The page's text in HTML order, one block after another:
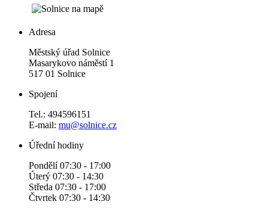
Adresa
Městský úřad Solnice
Masarykovo náměstí 1
517 01 Solnice
Spojení
Tel.: 494596151
E-mail: mu@solnice.cz
Úřední hodiny
Pondělí 07:30 - 17:00
Úterý 07:30 - 14:30
Středa 07:30 - 17:00
Čtvrtek 07:30 - 14:30